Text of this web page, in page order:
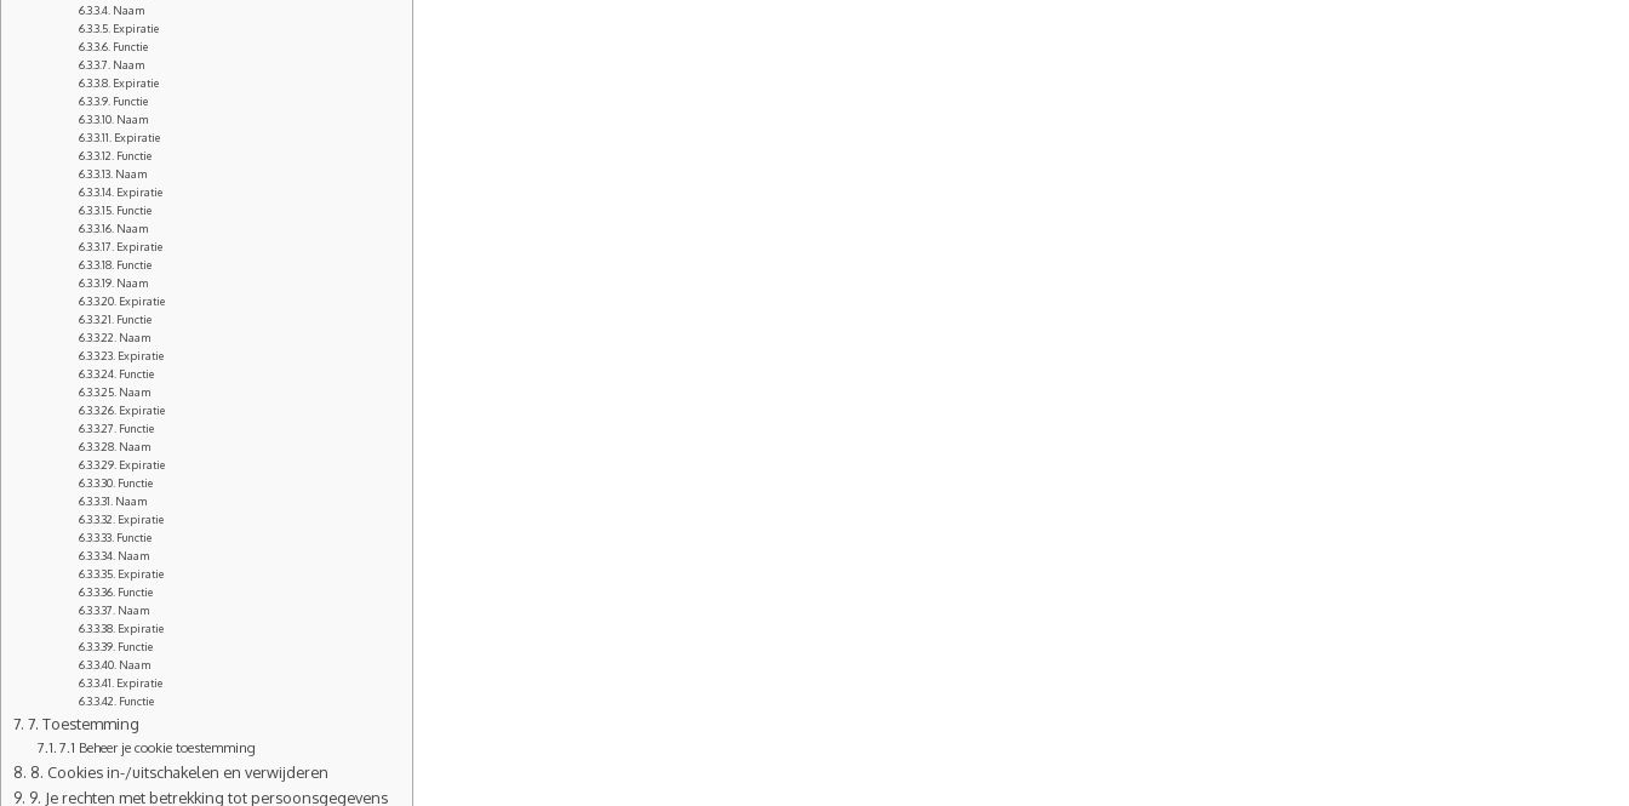
Naam
Expiratie
Functie
Naam
Expiratie
Functie
Naam
Expiratie
Functie
Naam
Expiratie
Functie
Naam
Expiratie
Functie
Naam
Expiratie
Functie
Naam
Expiratie
Functie
Naam
Expiratie
Functie
Naam
Expiratie
Functie
Naam
Expiratie
Functie
Naam
Expiratie
Functie
Naam
Expiratie
Functie
Naam
Expiratie
Functie
7. Toestemming
7.1 Beheer je cookie toestemming
8. Cookies in-/uitschakelen en verwijderen
9. Je rechten met betrekking tot persoonsgegevens